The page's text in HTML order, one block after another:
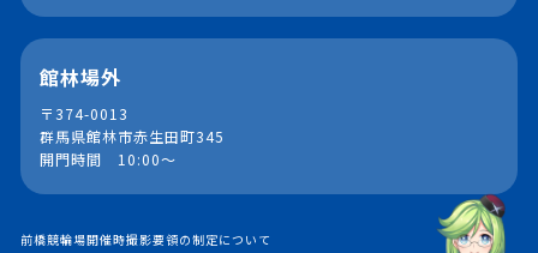
館林場外
〒374-0013
群馬県館林市赤生田町345
開門時間 10:00～
前橋競輪場開催時撮影要領の制定について